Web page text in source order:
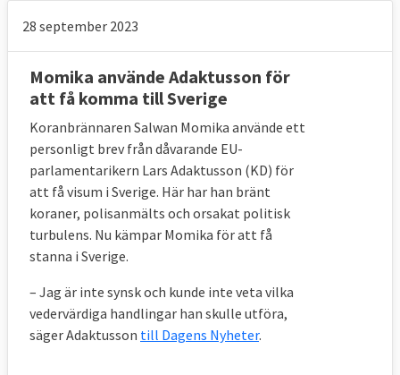
28 september 2023
Momika använde Adaktusson för
att få komma till Sverige
Koranbrännaren Salwan Momika använde ett
personligt brev från dåvarande EU-
parlamentarikern Lars Adaktusson (KD) för
att få visum i Sverige. Här har han bränt
koraner, polisanmälts och orsakat politisk
turbulens. Nu kämpar Momika för att få
stanna i Sverige.
– Jag är inte synsk och kunde inte veta vilka
vedervärdiga handlingar han skulle utföra,
säger Adaktusson till Dagens Nyheter.